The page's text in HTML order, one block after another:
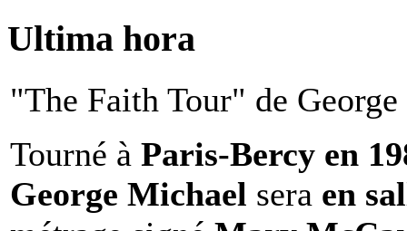
Ultima hora
"The Faith Tour" de
Tourné à Paris-Bercy en
George Michael sera en